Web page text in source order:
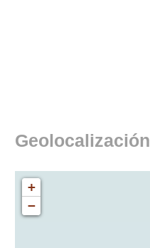
Geolocalización
+
−